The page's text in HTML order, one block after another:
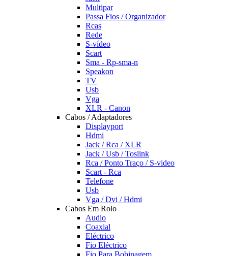
Multipar
Passa Fios / Organizador
Rcas
Rede
S-vídeo
Scart
Sma - Rp-sma-n
Speakon
TV
Usb
Vga
XLR - Canon
Cabos / Adaptadores
Displayport
Hdmi
Jack / Rca / XLR
Jack / Usb / Toslink
Rca / Ponto Traço / S-video
Scart - Rca
Telefone
Usb
Vga / Dvi / Hdmi
Cabos Em Rolo
Audio
Coaxial
Eléctrico
Fio Eléctrico
Fio Para Bobinagem